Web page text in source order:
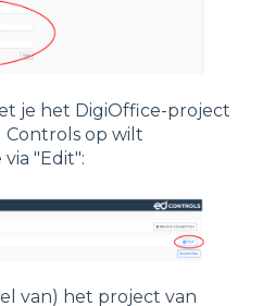
je het DigiOffice-project
Controls op wilt
"Edit":
van) het project van